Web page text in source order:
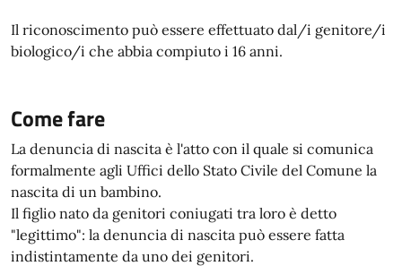
Il riconoscimento può essere effettuato dal/i genitore/i
biologico/i che abbia compiuto i 16 anni.
Come fare
La denuncia di nascita è l'atto con il quale si comunica
formalmente agli Uffici dello Stato Civile del Comune la
nascita di un bambino.
Il figlio nato da genitori coniugati tra loro è detto
"legittimo": la denuncia di nascita può essere fatta
indistintamente da uno dei genitori.